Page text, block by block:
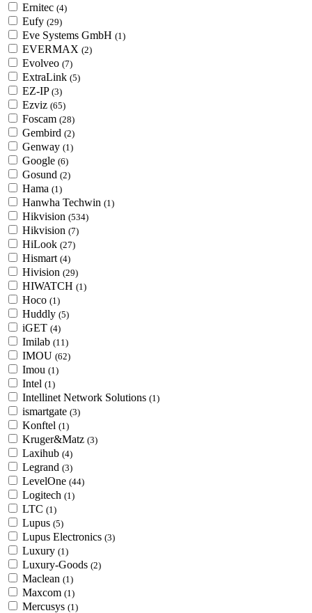
Ernitec (4)
Eufy (29)
Eve Systems GmbH (1)
EVERMAX (2)
Evolveo (7)
ExtraLink (5)
EZ-IP (3)
Ezviz (65)
Foscam (28)
Gembird (2)
Genway (1)
Google (6)
Gosund (2)
Hama (1)
Hanwha Techwin (1)
Hikvision (534)
Hikvision (7)
HiLook (27)
Hismart (4)
Hivision (29)
HIWATCH (1)
Hoco (1)
Huddly (5)
iGET (4)
Imilab (11)
IMOU (62)
Imou (1)
Intel (1)
Intellinet Network Solutions (1)
ismartgate (3)
Konftel (1)
Kruger&Matz (3)
Laxihub (4)
Legrand (3)
LevelOne (44)
Logitech (1)
LTC (1)
Lupus (5)
Lupus Electronics (3)
Luxury (1)
Luxury-Goods (2)
Maclean (1)
Maxcom (1)
Mercusys (1)